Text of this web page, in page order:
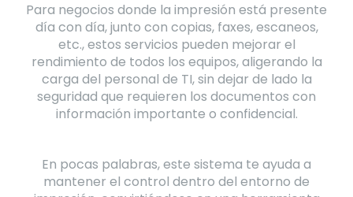
Para negocios donde la impresión está presente
día con día, junto con copias, faxes, escaneos,
etc., estos servicios pueden mejorar el
rendimiento de todos los equipos, aligerando la
carga del personal de TI, sin dejar de lado la
seguridad que requieren los documentos con
información importante o confidencial.
En pocas palabras, este sistema te ayuda a
mantener el control dentro del entorno de